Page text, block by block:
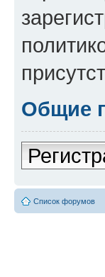
Общие
Список форумов